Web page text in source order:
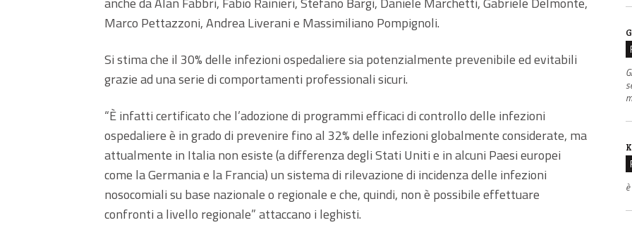
Marco Pettazzoni, Andrea Liverani e Massimiliano Pompignoli.
Si stima che il 30% delle infezioni ospedaliere sia potenzialmente prevenibile ed evitabili
grazie ad una serie di comportamenti professionali sicuri.
“È infatti certificato che l’adozione di programmi efficaci di controllo delle infezioni
ospedaliere è in grado di prevenire fino al 32% delle infezioni globalmente considerate, ma
attualmente in Italia non esiste (a differenza degli Stati Uniti e in alcuni Paesi europei
come la Germania e la Francia) un sistema di rilevazione di incidenza delle infezioni
nosocomiali su base nazionale o regionale e che, quindi, non è possibile effettuare
confronti a livello regionale” attaccano i leghisti.